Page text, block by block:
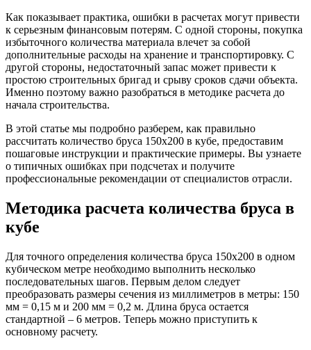
Как показывает практика, ошибки в расчетах могут привести
к серьезным финансовым потерям. С одной стороны, покупка
избыточного количества материала влечет за собой
дополнительные расходы на хранение и транспортировку. С
другой стороны, недостаточный запас может привести к
простою строительных бригад и срыву сроков сдачи объекта.
Именно поэтому важно разобраться в методике расчета до
начала строительства.
В этой статье мы подробно разберем, как правильно
рассчитать количество бруса 150х200 в кубе, предоставим
пошаговые инструкции и практические примеры. Вы узнаете
о типичных ошибках при подсчетах и получите
профессиональные рекомендации от специалистов отрасли.
Методика расчета количества бруса в
кубе
Для точного определения количества бруса 150х200 в одном
кубическом метре необходимо выполнить несколько
последовательных шагов. Первым делом следует
преобразовать размеры сечения из миллиметров в метры: 150
мм = 0,15 м и 200 мм = 0,2 м. Длина бруса остается
стандартной – 6 метров. Теперь можно приступить к
основному расчету.